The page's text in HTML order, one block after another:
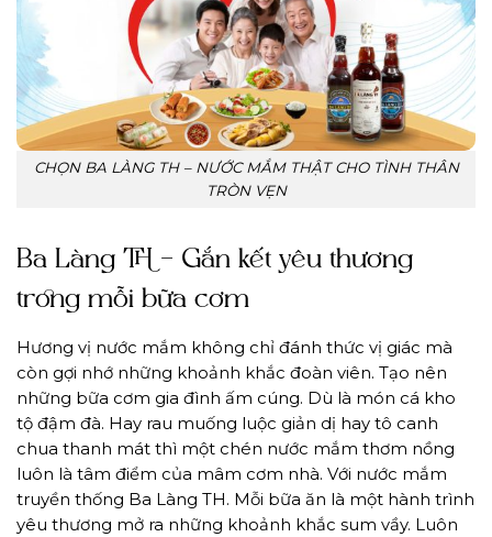
CHỌN BA LÀNG TH – NƯỚC MẮM THẬT CHO TÌNH THÂN
TRÒN VẸN
Ba Làng TH – Gắn kết yêu thương
trong mỗi bữa cơm
Hương vị nước mắm không chỉ đánh thức vị giác mà
còn gợi nhớ những khoảnh khắc đoàn viên. Tạo nên
những bữa cơm gia đình ấm cúng. Dù là món cá kho
tộ đậm đà. Hay rau muống luộc giản dị hay tô canh
chua thanh mát thì một chén nước mắm thơm nồng
luôn là tâm điểm của mâm cơm nhà. Với nước mắm
truyền thống Ba Làng TH. Mỗi bữa ăn là một hành trình
yêu thương mở ra những khoảnh khắc sum vầy. Luôn